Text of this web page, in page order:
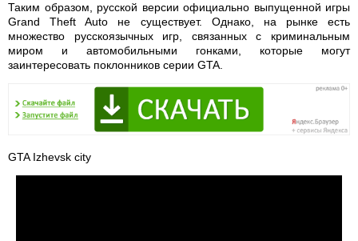
Таким образом, русской версии официально выпущенной игры
Grand Theft Auto не существует. Однако, на рынке есть
множество русскоязычных игр, связанных с криминальным
миром и автомобильными гонками, которые могут
заинтересовать поклонников серии GTA.
GTA Izhevsk city